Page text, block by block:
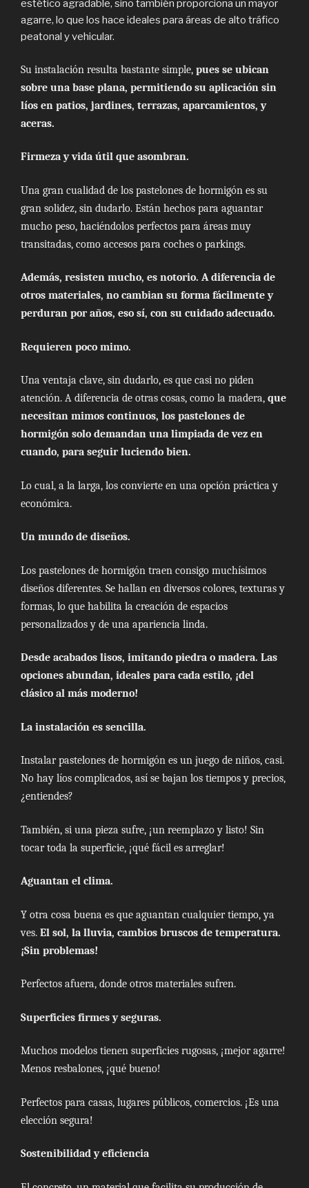
estético agradable, sino también proporciona un mayor
agarre, lo que los hace ideales para áreas de alto tráfico
peatonal y vehicular.
Su instalación resulta bastante simple, pues se ubican
sobre una base plana, permitiendo su aplicación sin
líos en patios, jardines, terrazas, aparcamientos, y
aceras.
Firmeza y vida útil que asombran.
Una gran cualidad de los pastelones de hormigón es su
gran solidez, sin dudarlo. Están hechos para aguantar
mucho peso, haciéndolos perfectos para áreas muy
transitadas, como accesos para coches o parkings.
Además, resisten mucho, es notorio. A diferencia de
otros materiales, no cambian su forma fácilmente y
perduran por años, eso sí, con su cuidado adecuado.
Requieren poco mimo.
Una ventaja clave, sin dudarlo, es que casi no piden
atención. A diferencia de otras cosas, como la madera, que
necesitan mimos continuos, los pastelones de
hormigón solo demandan una limpiada de vez en
cuando, para seguir luciendo bien.
Lo cual, a la larga, los convierte en una opción práctica y
económica.
Un mundo de diseños.
Los pastelones de hormigón traen consigo muchísimos
diseños diferentes. Se hallan en diversos colores, texturas y
formas, lo que habilita la creación de espacios
personalizados y de una apariencia linda.
Desde acabados lisos, imitando piedra o madera. Las
opciones abundan, ideales para cada estilo, ¡del
clásico al más moderno!
La instalación es sencilla.
Instalar pastelones de hormigón es un juego de niños, casi.
No hay líos complicados, así se bajan los tiempos y precios,
¿entiendes?
También, si una pieza sufre, ¡un reemplazo y listo! Sin
tocar toda la superficie, ¡qué fácil es arreglar!
Aguantan el clima.
Y otra cosa buena es que aguantan cualquier tiempo, ya
ves. El sol, la lluvia, cambios bruscos de temperatura.
¡Sin problemas!
Perfectos afuera, donde otros materiales sufren.
Superficies firmes y seguras.
Muchos modelos tienen superficies rugosas, ¡mejor agarre!
Menos resbalones, ¡qué bueno!
Perfectos para casas, lugares públicos, comercios. ¡Es una
elección segura!
Sostenibilidad y eficiencia